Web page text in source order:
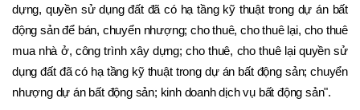
dựng, quyền sử dụng đất đã có hạ tầng kỹ thuật trong dự án bất
động sản để bán, chuyển nhượng; cho thuê, cho thuê lại, cho thuê
mua nhà ở, công trình xây dựng; cho thuê, cho thuê lại quyền sử
dụng đất đã có hạ tầng kỹ thuật trong dự án bất động sản; chuyển
nhượng dự án bất động sản; kinh doanh dịch vụ bất động sản".